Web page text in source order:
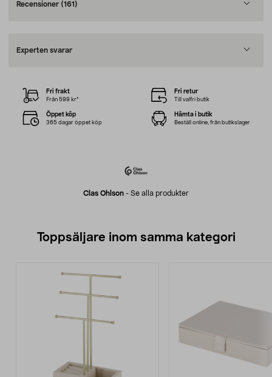
Recensioner (161)
Experten svarar
Clas Ohlson - Se alla produkter
Fri frakt
Från 599 kr*
Fri retur
Till valfri butik
Öppet köp
365 dagar öppet köp
Hämta i butik
Beställ online, från butikslager
Toppsäljare inom samma kategori